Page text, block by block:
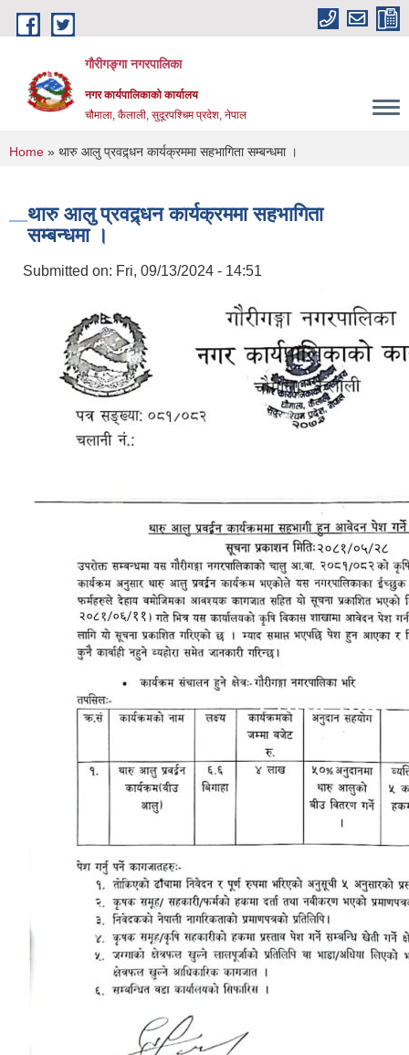
Skip to main content
गौरीगङ्गा नगरपालिका
नगर कार्यपालिकाको कार्यालय
चौमाला, कैलाली, सुदूरपश्चिम प्रदेश, नेपाल
You are here
Home » थारु आलु प्रवद्र्धन कार्यक्रममा सहभागिता सम्बन्धमा ।
थारु आलु प्रवद्र्धन कार्यक्रममा सहभागिता
सम्बन्धमा ।
Submitted on: Fri, 09/13/2024 - 14:51